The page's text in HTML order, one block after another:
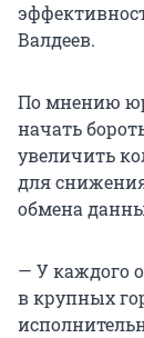
Валдеев.
По мнению
начать
увеличить
для
обмена
— У каждого
в крупных